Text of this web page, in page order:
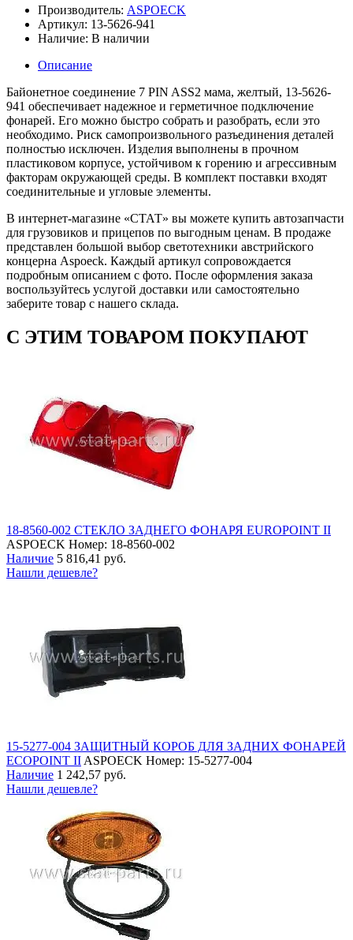
Производитель: ASPOECK
Артикул: 13-5626-941
Наличие: В наличии
Описание
Байонетное соединение 7 PIN ASS2 мама, желтый, 13-5626-
941 обеспечивает надежное и герметичное подключение
фонарей. Его можно быстро собрать и разобрать, если это
необходимо. Риск самопроизвольного разъединения деталей
полностью исключен. Изделия выполнены в прочном
пластиковом корпусе, устойчивом к горению и агрессивным
факторам окружающей среды. В комплект поставки входят
соединительные и угловые элементы.
В интернет-магазине «СТАТ» вы можете купить автозапчасти
для грузовиков и прицепов по выгодным ценам. В продаже
представлен большой выбор светотехники австрийского
концерна Aspoeck. Каждый артикул сопровождается
подробным описанием с фото. После оформления заказа
воспользуйтесь услугой доставки или самостоятельно
заберите товар с нашего склада.
С ЭТИМ ТОВАРОМ ПОКУПАЮТ
18-8560-002 СТЕКЛО ЗАДНЕГО ФОНАРЯ EUROPOINT II
ASPOECK Номер: 18-8560-002
Наличие 5 816,41 руб.
Нашли дешевле?
15-5277-004 ЗАЩИТНЫЙ КОРОБ ДЛЯ ЗАДНИХ ФОНАРЕЙ
ECOPOINT II ASPOECK Номер: 15-5277-004
Наличие 1 242,57 руб.
Нашли дешевле?